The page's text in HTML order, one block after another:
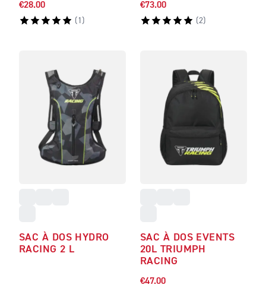
€28.00
( 1 )
€73.00
(2)
SAC À DOS HYDRO
RACING 2 L
SAC À DOS EVENTS
20L TRIUMPH
RACING
€47.00